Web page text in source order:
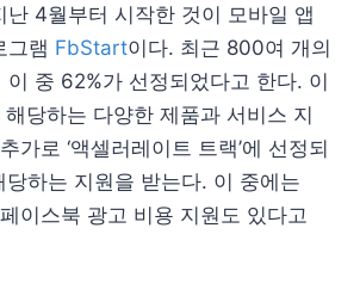
난 4월부터 시작한 것이 모바일 앱
그램 FbStart이다. 최근 800여 개의
이 중 62%가 선정되었다고 한다. 이
당하는 다양한 제품과 서비스 지
가로 ‘액셀러레이트 트랙’에 선정되
하는 지원을 받는다. 이 중에는
이스북 광고 비용 지원도 있다고